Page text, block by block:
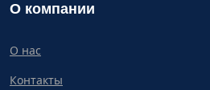
О компании
О нас
Контакты